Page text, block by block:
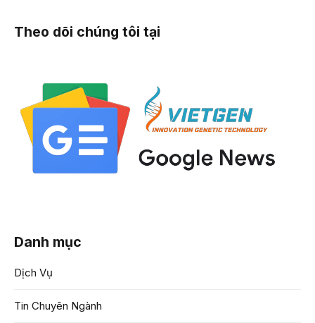
Theo dõi chúng tôi tại
Danh mục
Dịch Vụ
Tin Chuyên Ngành